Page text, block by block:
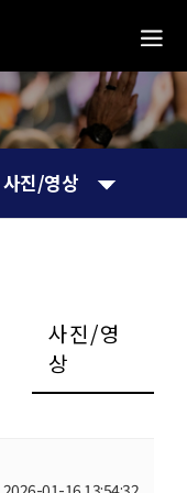
사진/영상
사진/영
상